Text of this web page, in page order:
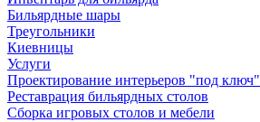
Бильярдные шары
Треугольники
Киевницы
Услуги
Проектирование интерьеров "под ключ"
Реставрация бильярдных столов
Сборка игровых столов и мебели